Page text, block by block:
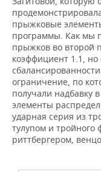
прыжковые
программы. Как мы
прыжков во второй
коэффициент 1.1,
ограничение, по
получали надбавку
элементы
ударная серия из
тулупом и тройного
риттбергером,